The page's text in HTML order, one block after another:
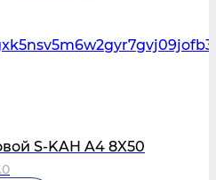
S‑KAH A4 8X50